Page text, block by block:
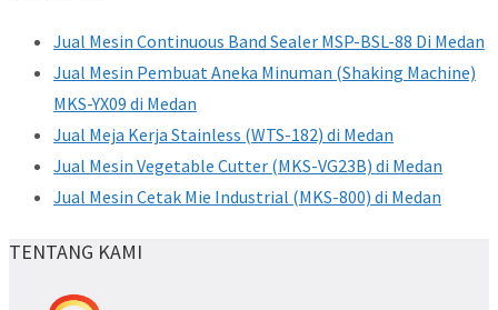
Jual Mesin Continuous Band Sealer MSP-BSL-88 Di Medan
Jual Mesin Pembuat Aneka Minuman (Shaking Machine)
MKS-YX09 di Medan
Jual Meja Kerja Stainless (WTS-182) di Medan
Jual Mesin Vegetable Cutter (MKS-VG23B) di Medan
Jual Mesin Cetak Mie Industrial (MKS-800) di Medan
TENTANG KAMI